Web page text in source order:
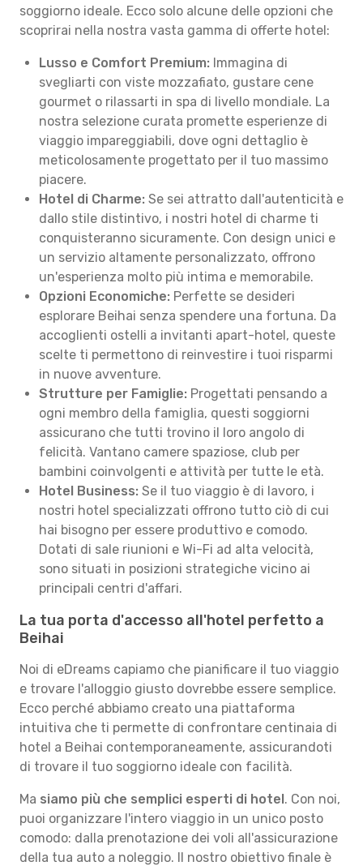
soggiorno ideale. Ecco solo alcune delle opzioni che
scoprirai nella nostra vasta gamma di offerte hotel:
Lusso e Comfort Premium: Immagina di
svegliarti con viste mozzafiato, gustare cene
gourmet o rilassarti in spa di livello mondiale. La
nostra selezione curata promette esperienze di
viaggio impareggiabili, dove ogni dettaglio è
meticolosamente progettato per il tuo massimo
piacere.
Hotel di Charme: Se sei attratto dall'autenticità e
dallo stile distintivo, i nostri hotel di charme ti
conquisteranno sicuramente. Con design unici e
un servizio altamente personalizzato, offrono
un'esperienza molto più intima e memorabile.
Opzioni Economiche: Perfette se desideri
esplorare Beihai senza spendere una fortuna. Da
accoglienti ostelli a invitanti apart-hotel, queste
scelte ti permettono di reinvestire i tuoi risparmi
in nuove avventure.
Strutture per Famiglie: Progettati pensando a
ogni membro della famiglia, questi soggiorni
assicurano che tutti trovino il loro angolo di
felicità. Vantano camere spaziose, club per
bambini coinvolgenti e attività per tutte le età.
Hotel Business: Se il tuo viaggio è di lavoro, i
nostri hotel specializzati offrono tutto ciò di cui
hai bisogno per essere produttivo e comodo.
Dotati di sale riunioni e Wi-Fi ad alta velocità,
sono situati in posizioni strategiche vicino ai
principali centri d'affari.
La tua porta d'accesso all'hotel perfetto a
Beihai
Noi di eDreams capiamo che pianificare il tuo viaggio
e trovare l'alloggio giusto dovrebbe essere semplice.
Ecco perché abbiamo creato una piattaforma
intuitiva che ti permette di confrontare centinaia di
hotel a Beihai contemporaneamente, assicurandoti
di trovare il tuo soggiorno ideale con facilità.
Ma siamo più che semplici esperti di hotel. Con noi,
puoi organizzare l'intero viaggio in un unico posto
comodo: dalla prenotazione dei voli all'assicurazione
della tua auto a noleggio. Il nostro obiettivo finale è